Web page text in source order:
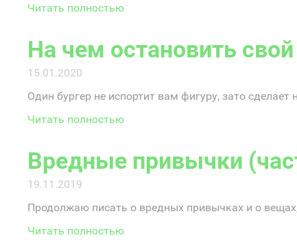
Читать полностью
На чем остановить
15.01.2020
Один бургер не испортит вам фигуру, зато
Читать полностью
Вредные привычки
19.11.2019
Продолжаю писать о вредных привычках и о
Читать полностью